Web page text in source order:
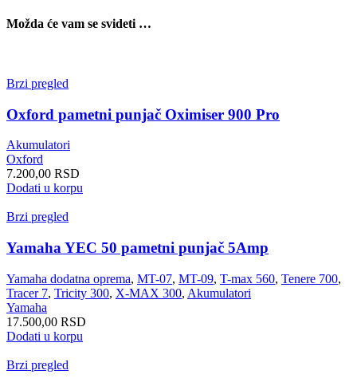
Možda će vam se svideti …
Brzi pregled
Oxford pametni punjač Oximiser 900 Pro
Akumulatori
Oxford
7.200,00 RSD
Dodati u korpu
Brzi pregled
Yamaha YEC 50 pametni punjač 5Amp
Yamaha dodatna oprema, MT-07, MT-09, T-max 560, Tenere 700,
Tracer 7, Tricity 300, X-MAX 300, Akumulatori
Yamaha
17.500,00 RSD
Dodati u korpu
Brzi pregled